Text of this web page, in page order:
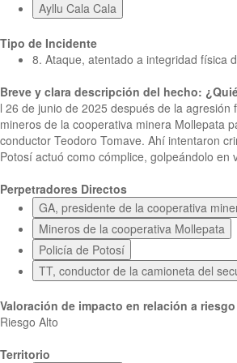
Ayllu Cala Cala
Tipo de Incidente
8. Ataque, atentado a integridad física
Breve y clara descripción del hecho:
l 26 de junio de 2025 después de la
mineros de la cooperativa minera Mollepata
conductor Teodoro Tomave. Ahí intentaron
Potosí actuó como cómplice, golpeándolo en
Perpetradores Directos
GA, presidente de la cooperativa
Mineros de la cooperativa Mollepata
Policía de Potosí
Valoración de impacto en relación a riesgo
Riesgo Alto
Territorio